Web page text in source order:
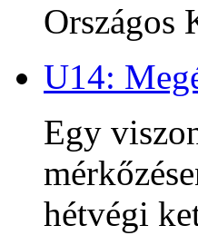
Országos
U14:
Egy
hétvégi